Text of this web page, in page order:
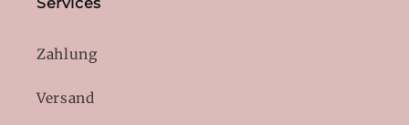
Services
Zahlung
Versand